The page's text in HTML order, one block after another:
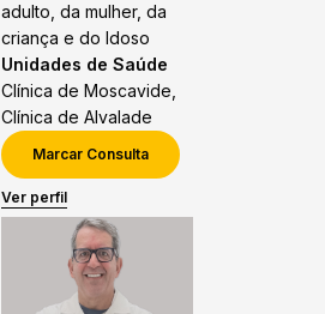
adulto, da mulher, da
criança e do Idoso
Unidades de Saúde
Clínica de Moscavide,
Clínica de Alvalade
Marcar Consulta
Ver perfil